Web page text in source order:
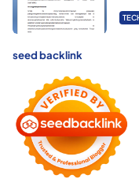
seed backlink